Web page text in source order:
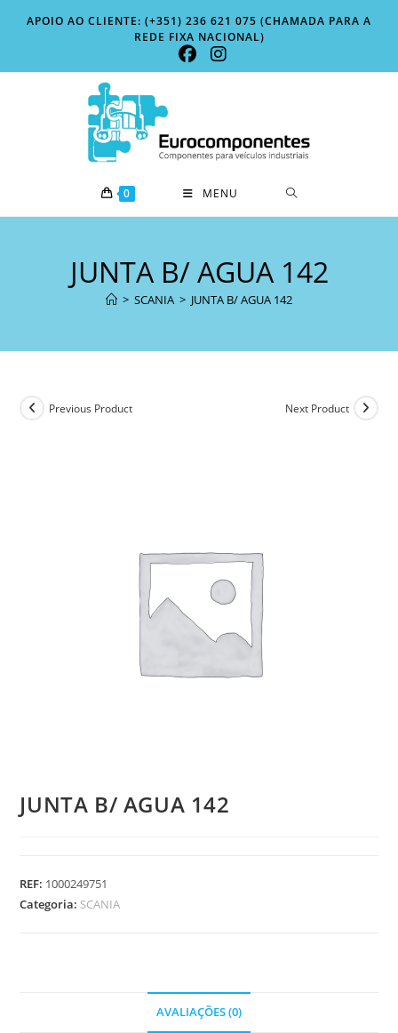
APOIO AO CLIENTE: (+351) 236 621 075 (CHAMADA PARA A
REDE FIXA NACIONAL)
0 MENU
JUNTA B/ AGUA 142
> SCANIA > JUNTA B/ AGUA 142
Previous Product Next Product
JUNTA B/ AGUA 142
REF: 1000249751
Categoria: SCANIA
AVALIAÇÕES (0)